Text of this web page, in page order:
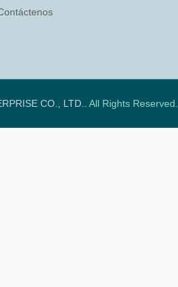
CO., LTD.. All Rights Reserved.